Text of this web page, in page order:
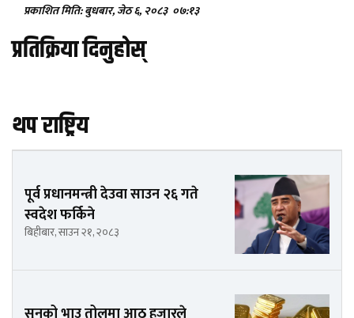
प्रकाशित मिति: बुधबार, जेठ ६, २०८३ ०७:१३
प्रतिक्रिया दिनुहोस्
थप राष्ट्रिय
पूर्व प्रधानमन्त्री देउवा साउन २६ गते
स्वदेश फर्किने
बिहीबार, साउन २१, २०८३